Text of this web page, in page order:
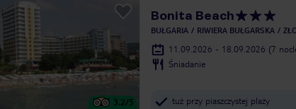
3.2/5
Bonita Beach
BUŁGARIA RIWIERA BUŁGARSKA
11.09.2026 - 18.09.2026 (7
Śniadanie
tuż przy piaszczystej plaży